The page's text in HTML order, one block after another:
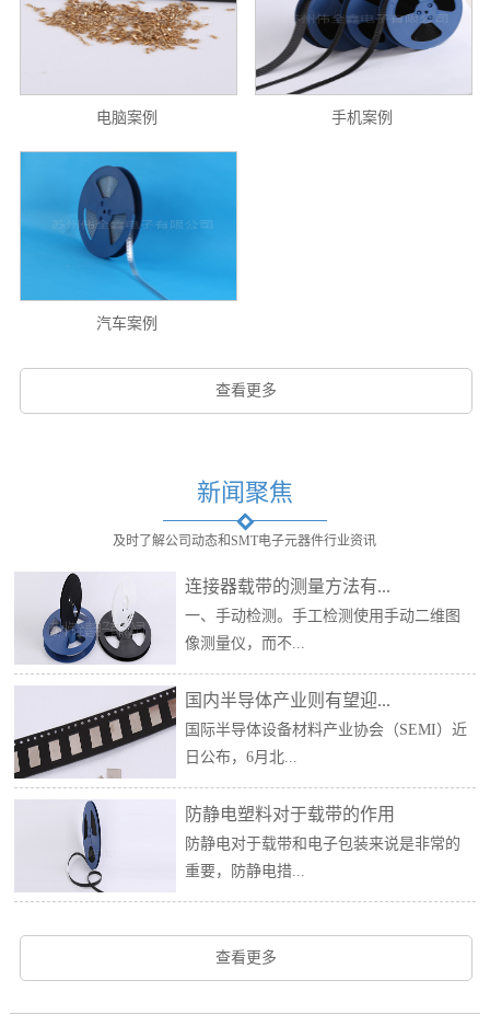
电脑案例 手机案例
汽车案例
查看更多
新闻聚焦
及时了解公司动态和SMT电子元器件行业资讯
连接器载带的测量方法有...
一、手动检测。手工检测使用手动二维图
像测量仪，而不...
国内半导体产业则有望迎...
国际半导体设备材料产业协会（SEMI）近
日公布，6月北...
防静电塑料对于载带的作用
防静电对于载带和电子包装来说是非常的
重要，防静电措...
查看更多